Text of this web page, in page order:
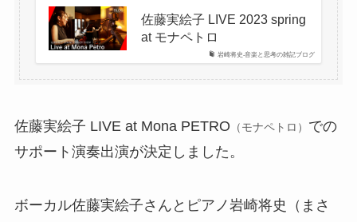
岩崎将史-音楽と思考の雑記ブログ
佐藤実絵子 LIVE 2023 spring
at モナペトロ
佐藤実絵子 LIVE at Mona PETRO （モナペトロ） での
サポート演奏出演が決定しました。
ボーカル佐藤実絵子さんとピアノ岩崎将史（まさ